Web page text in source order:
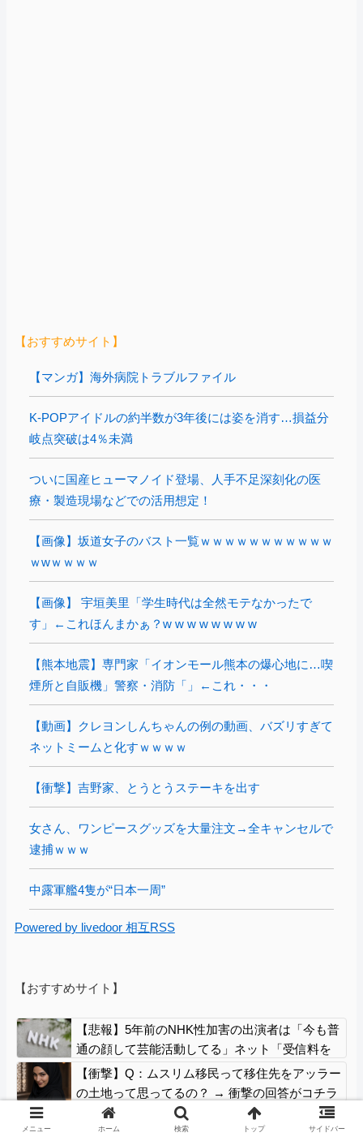
【おすすめサイト】
【マンガ】海外病院トラブルファイル
K-POPアイドルの約半数が3年後には姿を消す…損益分
岐点突破は4％未満
ついに国産ヒューマノイド登場、人手不足深刻化の医
療・製造現場などでの活用想定！
【画像】坂道女子のバスト一覧ｗｗｗｗｗｗｗｗｗｗｗ
ｗwｗｗｗｗ
【画像】 宇垣美里「学生時代は全然モテなかったで
す」←これほんまかぁ？w w w w w w w w
【熊本地震】専門家「イオンモール熊本の爆心地に…喫
煙所と自販機」警察・消防「」←これ・・・
【動画】クレヨンしんちゃんの例の動画、バズリすぎて
ネットミームと化すｗｗｗｗ
【衝撃】吉野家、とうとうステーキを出す
女さん、ワンピースグッズを大量注文→全キャンセルで
逮捕ｗｗｗ
中露軍艦4隻が“日本一周”
Powered by livedoor 相互RSS
【おすすめサイト】
【悲報】5年前のNHK性加害の出演者は「今も普
通の顔して芸能活動してる」ネット「受信料を
取るくらいなら詳細を伝えよ」
【衝撃】Q：ムスリム移民って移住先をアッラー
の土地って思ってるの？ → 衝撃の回答がコチラ
→ ｗｗｗｗｗｗｗｗｗｗｗｗｗｗ
クマが害獣扱いされる風潮にドラマ脚本家が不
快感、「何度もクマに会ったことがあるけど全
メニュー ホーム 検索 トップ サイドバー